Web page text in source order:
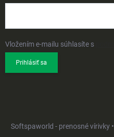
Vložením e-mailu súhlasíte s
Prihlásiť sa
Softspaworld - prenosné vírivky •